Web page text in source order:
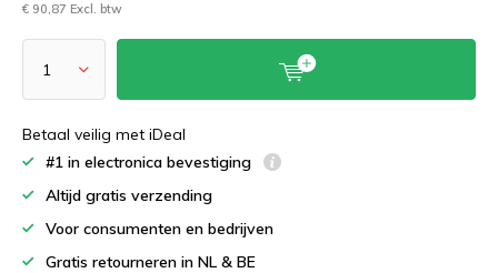
€ 90,87 Excl. btw
Betaal veilig met iDeal
#1 in electronica bevestiging
Altijd gratis verzending
Voor consumenten en bedrijven
Gratis retourneren in NL & BE